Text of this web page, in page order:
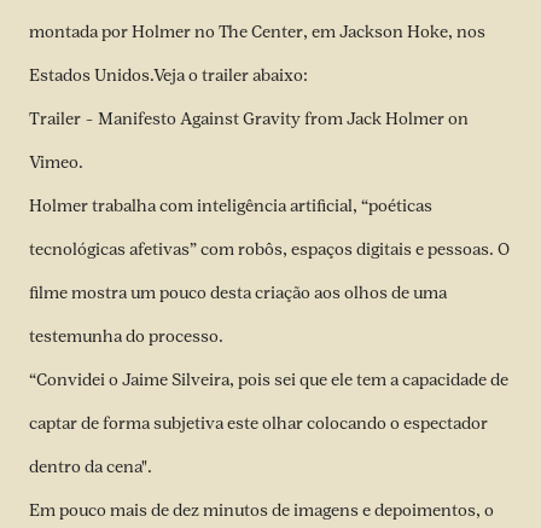
montada por Holmer no The Center, em Jackson Hoke, nos
Estados Unidos.Veja o trailer abaixo:
Trailer – Manifesto Against GravityfromJack Holmeron
Vimeo.
Holmer trabalha com inteligência artificial, “poéticas
tecnológicas afetivas” com robôs, espaços digitais e pessoas. O
filme mostra um pouco desta criação aos olhos de uma
testemunha do processo.
“Convidei o Jaime Silveira, pois sei que ele tem a capacidade de
captar de forma subjetiva este olhar colocando o espectador
dentro da cena".
Em pouco mais de dez minutos de imagens e depoimentos, o